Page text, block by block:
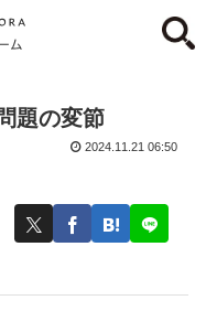
題の変節
2024.11.21 06:50